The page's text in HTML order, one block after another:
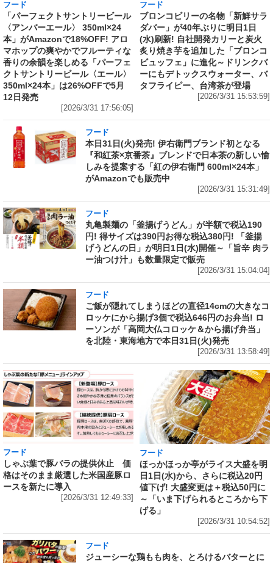
フード
「パーフェクトサントリービール
〈アンバーエール〉 350ml×24
本」がAmazonで18%OFF! アロ
マホップの爽やかでフルーティな
香りの余韻を楽しめる「パーフェ
クトサントリービール〈エール〉
350ml×24本」は26%OFFで5月
12日発売
[2026/3/31 17:56:05]
フード
ブロンコビリーの名物「新鮮サラ
ダバー」が40年ぶりに明日1日
(水)刷新! 自社開発カリーと炭火
炙り焼き芋を追加した「ブロンコ
ビュッフェ」に進化～ドリンクバ
ーにもデトックスウォーター、バ
タフライピー、台湾茶が登場
[2026/3/31 15:53:59]
フード
本日31日(火)発売! 伊右衛門ブランド初となる
『和紅茶×京番茶』ブレンドで日本茶の新しい愉
しみを提案する「紅の伊右衛門 600ml×24本」
がAmazonでも販売中
[2026/3/31 15:31:49]
フード
丸亀製麺の「釜揚げうどん」が半額で税込190
円! 得サイズは390円お得な税込380円! 「釜揚
げうどんの日」が明日1日(水)開催～「旨辛 肉ラ
ー油つけ汁」も数量限定で販売
[2026/3/31 15:04:04]
フード
ご飯が隠れてしまうほどの直径14cmの大きなコ
ロッケにから揚げ3個で税込646円のお弁当! ロ
ーソンが「高岡大仏コロッケ＆から揚げ弁当」
を北陸・東海地方で本日31日(火)発売
[2026/3/31 13:58:49]
フード
しゃぶ葉で豚バラの提供休止 価
格はそのまま厳選した米国産豚ロ
ースを新たに導入
[2026/3/31 12:49:33]
フード
ほっかほっか亭がライス大盛を明
日1日(水)から、さらに税込20円
値下げ! 大盛変更は＋税込50円に
～「いま下げられるところから下
げる」
[2026/3/31 10:54:52]
フード
ジューシーな鶏もも肉を、とろけるバターとに